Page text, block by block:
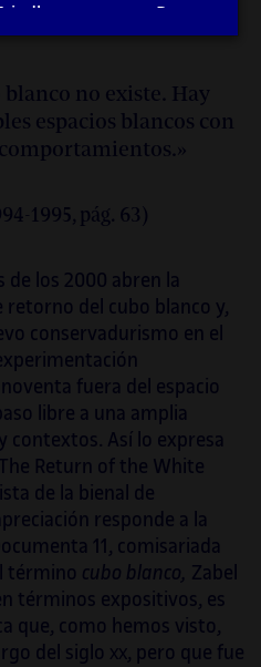
blanco no existe. Hay
espacios blancos con
1995, pág. 63)
de los 2000 abren la
del cubo blanco y,
conservadurismo en el
fuera del espacio
libre a una amplia
contextos. Así lo expresa
Return of the White
de la bienal de
responde a la
11, comisariada
término cubo blanco, Zabel
términos expositivos, es
que, como hemos visto,
del siglo XX, pero que fue
entre otros. De
de DAE-
a Arteleku que
artistas como Susan
Collins o Jakob
A Curatorial Study on
en el departamento
of London. De
de la Comisión
del Gobierno
imparte el curso
Marwa Arsanios y
de Arte del Dutch
2020-2021 ha
AECID en la Academia